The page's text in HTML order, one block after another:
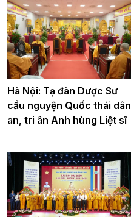
Hà Nội: Tạ đàn Dược Sư
cầu nguyện Quốc thái dân
an, tri ân Anh hùng Liệt sĩ